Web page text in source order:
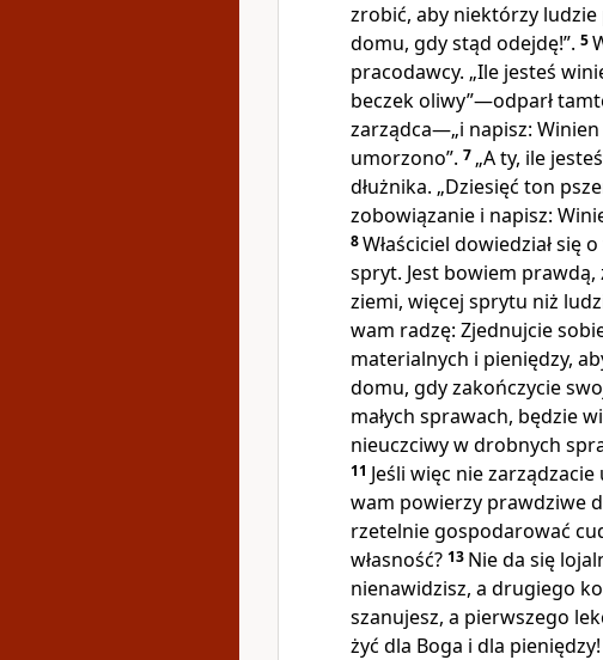
zrobić, aby niektórzy
domu, gdy stąd odejdę!”. 5
pracodawcy. „Ile jesteś
beczek oliwy”—odparł
zarządca—„i napisz:
umorzono”. 7 „A ty, ile
dłużnika. „Dziesięć ton
zobowiązanie i napisz:
8Właściciel dowiedział się
spryt. Jest bowiem
ziemi, więcej sprytu niż
wam radzę: Zjednujcie
materialnych i pieniędzy,
domu, gdy zakończycie
małych sprawach, będzie
nieuczciwy w drobnych
11 Jeśli więc nie
wam powierzy prawdziwe
rzetelnie gospodarować
własność? 13 Nie da się
nienawidzisz, a drugiego
szanujesz, a pierwszego
żyć dla Boga i dla pieniędzy!